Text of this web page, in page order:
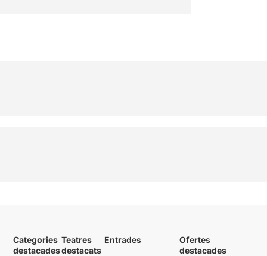
Categories
destacades
Teatres
destacats
Entrades
Ofertes
destacades